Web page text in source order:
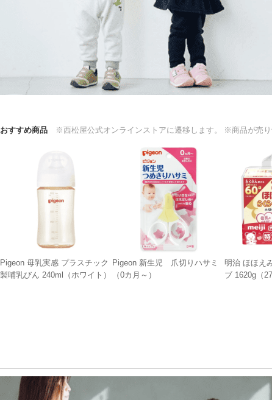
おすすめ商品 ※西松屋公式オンラインストアに遷移します。 ※商品が売り
Pigeon 母乳実感 プラスチック
製哺乳びん 240ml（ホワイト）
Pigeon 新生児 爪切りハサミ
（0カ月～）
明治 ほほえ
ブ 1620g（